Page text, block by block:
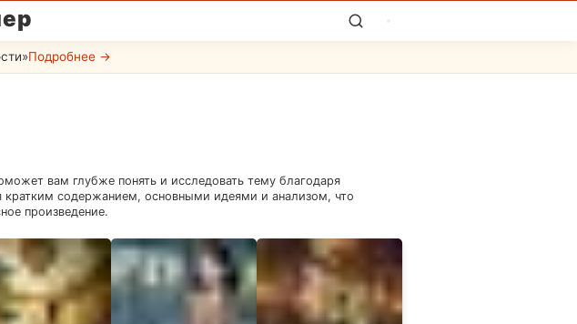
Подробнее →
вам глубже понять и исследовать тему благодаря
содержанием, основными идеями и анализом, что
произведение.